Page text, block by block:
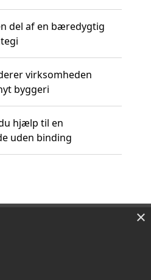
del af en bæredygtig
virksomheden
byggeri
hjælp til en
uden binding
×